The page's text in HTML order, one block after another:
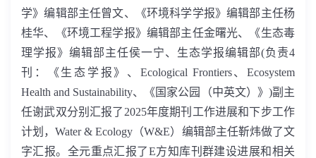
学》编辑部主任曾文、《环境科学学报》编辑部主任杨
桂华、《环境工程学报》编辑部主任金曙光、《生态毒
理学报》编辑部主任侯一宁、生态学报编辑部(负责4
刊：《生态学报》、 Ecological Frontiers、 Ecosystem
Health and Sustainability、《国家公园（中英文）》 )副主
任谢武双分别汇报了 2025年度期刊工作进展和下步工作
计划，Water & Ecology （W&E）编辑部主任靳炜做了文
字汇报。全元重点汇报了E方知库刊群建设进展和相关